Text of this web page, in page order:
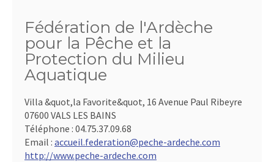
Fédération de l'Ardèche
pour la Pêche et la
Protection du Milieu
Aquatique
Villa &quot,la Favorite&quot, 16 Avenue Paul Ribeyre
07600 VALS LES BAINS
Téléphone : 04.75.37.09.68
Email : accueil.federation@peche-ardeche.com
http://www.peche-ardeche.com